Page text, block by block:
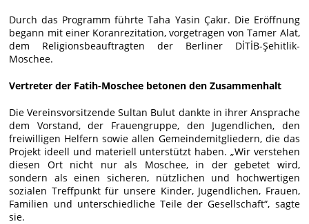
Durch das Programm führte Taha Yasin Çakır. Die Eröffnung
begann mit einer Koranrezitation, vorgetragen von Tamer Alat,
dem Religionsbeauftragten der Berliner DİTİB-Şehitlik-
Moschee.
Vertreter der Fatih-Moschee betonen den Zusammenhalt
Die Vereinsvorsitzende Sultan Bulut dankte in ihrer Ansprache
dem Vorstand, der Frauengruppe, den Jugendlichen, den
freiwilligen Helfern sowie allen Gemeindemitgliedern, die das
Projekt ideell und materiell unterstützt haben. „Wir verstehen
diesen Ort nicht nur als Moschee, in der gebetet wird,
sondern als einen sicheren, nützlichen und hochwertigen
sozialen Treffpunkt für unsere Kinder, Jugendlichen, Frauen,
Familien und unterschiedliche Teile der Gesellschaft“, sagte
sie.